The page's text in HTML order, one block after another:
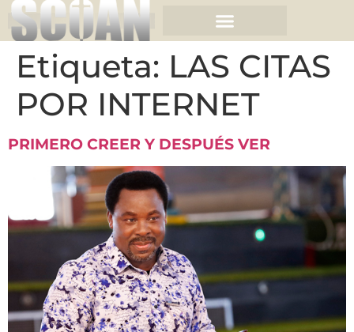
Etiqueta: LAS CITAS
POR INTERNET
PRIMERO CREER Y DESPUÉS VER